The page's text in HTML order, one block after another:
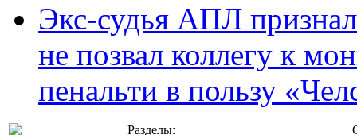
Экс-судья АПЛ
не позвал коллегу к
пенальти в пользу
Разделы: